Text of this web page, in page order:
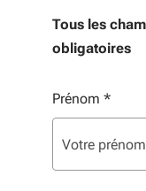
Tous les
obligatoires
Vos
Prénom *